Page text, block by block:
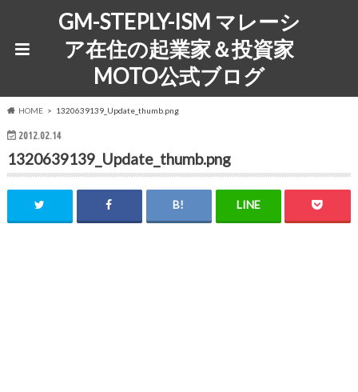
GM-STEPLY-ISM マレーシ
ア在住の起業家＆投資家
MOTO公式ブログ
HOME 1320639139_Update_thumb.png
2012.02.14
1320639139_Update_thumb.png